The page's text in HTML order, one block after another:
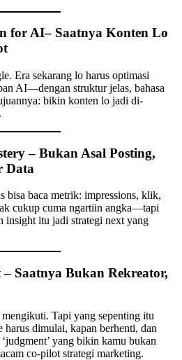
for AI– Saatnya Konten Lo
Era sekarang lo harus optimasi
AI—dengan struktur jelas, bahasa
bikin konten lo jadi di-
– Bukan Asal Posting,
Data
bisa baca metrik: impressions, klik,
cukup cuma ngartiin angka—tapi
insight itu jadi strategi next yang
Saatnya Bukan Rekreator,
Tapi yang sepenting itu
harus dimulai, kapan berhenti, dan
yang bikin kamu bukan
co-pilot strategi marketing.